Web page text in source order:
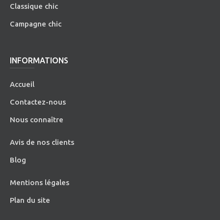
Classique chic
Campagne chic
INFORMATIONS
Accueil
Contactez-nous
Nous connaître
Avis de nos clients
Blog
Mentions légales
Plan du site